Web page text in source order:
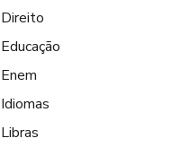
Direito
Educação
Enem
Idiomas
Libras